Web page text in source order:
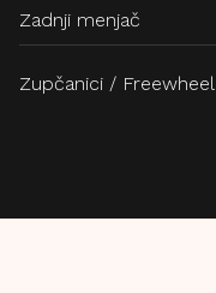
Zadnji menjač
Zupčanici / Freewheel